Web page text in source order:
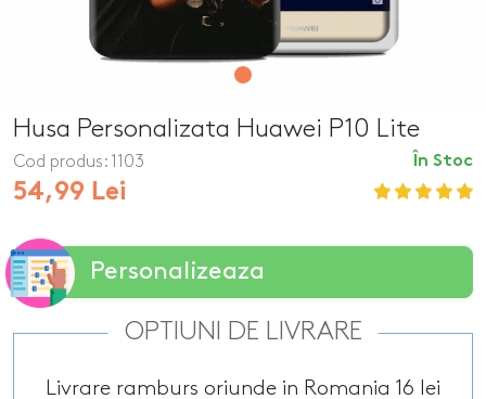
Husa Personalizata Huawei P10 Lite
În Stoc
Cod produs: 1103
54,99 Lei
Personalizeaza
OPTIUNI DE LIVRARE
Livrare ramburs oriunde in Romania 16 lei